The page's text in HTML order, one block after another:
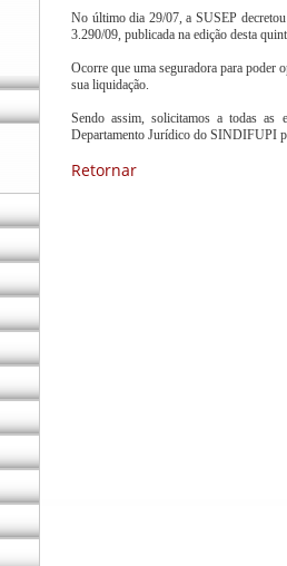
No último dia 29/07, a SUSEP
3.290/09, publicada na edição desta
Ocorre que uma seguradora para poder
sua liquidação.
Sendo assim, solicitamos a todas as
Departamento Jurídico do SINDIFUPI
Retornar